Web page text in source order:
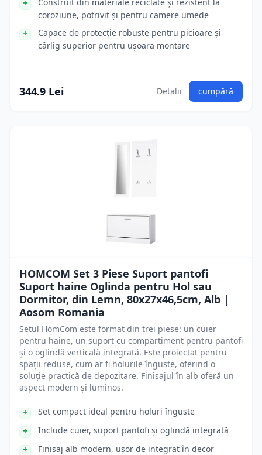
coroziune, potrivit și pentru camere umede
Capace de protecție robuste pentru picioare și
cârlig superior pentru ușoara montare
344.9 Lei Detalii cumpără
HOMCOM Set 3 Piese Suport pantofi
Suport haine Oglinda pentru Hol sau
Dormitor, din Lemn, 80x27x46,5cm, Alb |
Aosom Romania
Setul HomCom este format din trei piese: un cuier
pentru haine, un suport cu compartiment pentru pantofi
și o oglindă verticală integrată. Este proiectat pentru
spații reduse, cum ar fi holurile înguste, oferind o
soluție practică de depozitare. Finisajul în alb oferă un
aspect modern și luminos.
Set compact ideal pentru holuri înguste
Include cuier, suport pantofi și oglindă integrată
Finisaj alb modern, ușor de integrat în decor